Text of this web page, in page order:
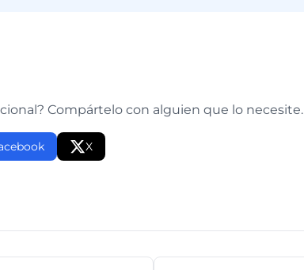
Compártelo con alguien que lo necesite.
X